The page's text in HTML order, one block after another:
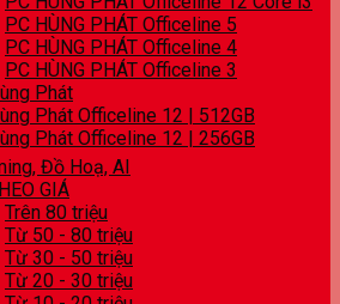
PC HÙNG PHÁT Officeline 5
PC HÙNG PHÁT Officeline 4
PC HÙNG PHÁT Officeline 3
Phát
Phát Officeline 12 | 512GB
Phát Officeline 12 | 256GB
Đồ Hoạ, AI
GIÁ
Trên 80 triệu
Từ 50 - 80 triệu
Từ 30 - 50 triệu
Từ 20 - 30 triệu